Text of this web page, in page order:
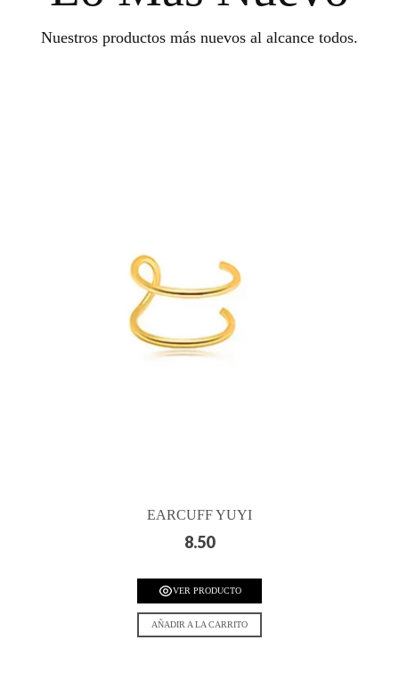
Nuestros productos más nuevos al alcance todos.
EARCUFF YUYI
8.50
VER PRODUCTO
AÑADIR A LA CARRITO